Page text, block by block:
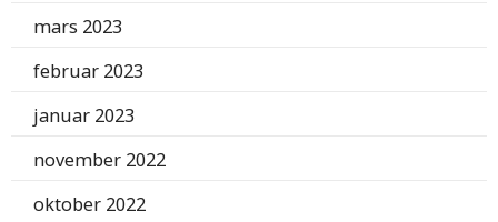
mars 2023
februar 2023
januar 2023
november 2022
oktober 2022